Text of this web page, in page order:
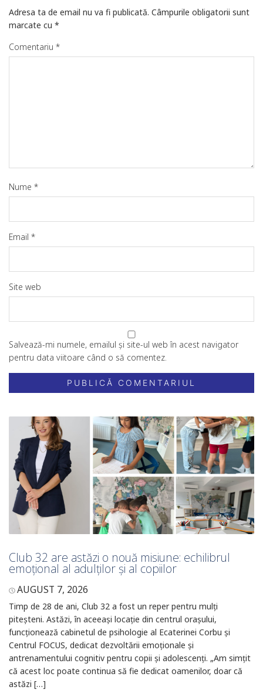
Adresa ta de email nu va fi publicată. Câmpurile obligatorii sunt
marcate cu *
Comentariu *
Nume *
Email *
Site web
Salvează-mi numele, emailul și site-ul web în acest navigator
pentru data viitoare când o să comentez.
Club 32 are astăzi o nouă misiune: echilibrul
emoțional al adulților și al copiilor
AUGUST 7, 2026
Timp de 28 de ani, Club 32 a fost un reper pentru mulți
piteșteni. Astăzi, în aceeași locație din centrul orașului,
funcționează cabinetul de psihologie al Ecaterinei Corbu și
Centrul FOCUS, dedicat dezvoltării emoționale și
antrenamentului cognitiv pentru copii și adolescenți. „Am simțit
că acest loc poate continua să fie dedicat oamenilor, doar că
astăzi […]